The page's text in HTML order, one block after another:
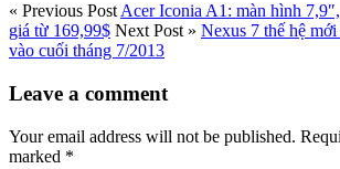
« Previous Post Acer Iconia A1: màn hình
giá từ 169,99$ Next Post » Nexus 7 thế hệ
vào cuối tháng 7/2013
Leave a comment
Your email address will not be published.
marked *